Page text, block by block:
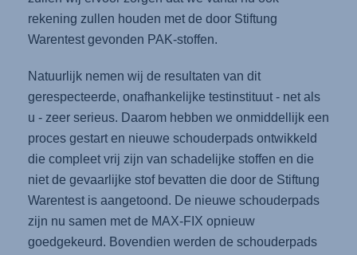
rekening zullen houden met de door Stiftung
Warentest gevonden PAK-stoffen.
Natuurlijk nemen wij de resultaten van dit
gerespecteerde, onafhankelijke testinstituut - net als
u - zeer serieus. Daarom hebben we onmiddellijk een
proces gestart en nieuwe schouderpads ontwikkeld
die compleet vrij zijn van schadelijke stoffen en die
niet de gevaarlijke stof bevatten die door de Stiftung
Warentest is aangetoond. De nieuwe schouderpads
zijn nu samen met de MAX-FIX opnieuw
goedgekeurd. Bovendien werden de schouderpads